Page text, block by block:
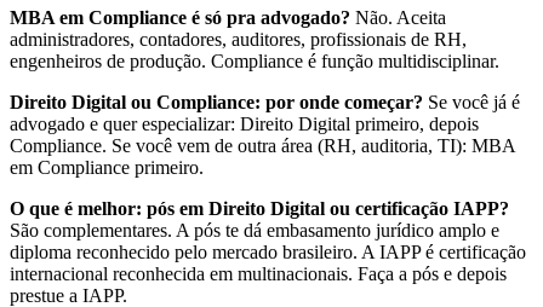
MBA em Compliance é só pra advogado? Não. Aceita
administradores, contadores, auditores, profissionais de RH,
engenheiros de produção. Compliance é função multidisciplinar.
Direito Digital ou Compliance: por onde começar? Se você já é
advogado e quer especializar: Direito Digital primeiro, depois
Compliance. Se você vem de outra área (RH, auditoria, TI): MBA
em Compliance primeiro.
O que é melhor: pós em Direito Digital ou certificação IAPP?
São complementares. A pós te dá embasamento jurídico amplo e
diploma reconhecido pelo mercado brasileiro. A IAPP é certificação
internacional reconhecida em multinacionais. Faça a pós e depois
prestue a IAPP.